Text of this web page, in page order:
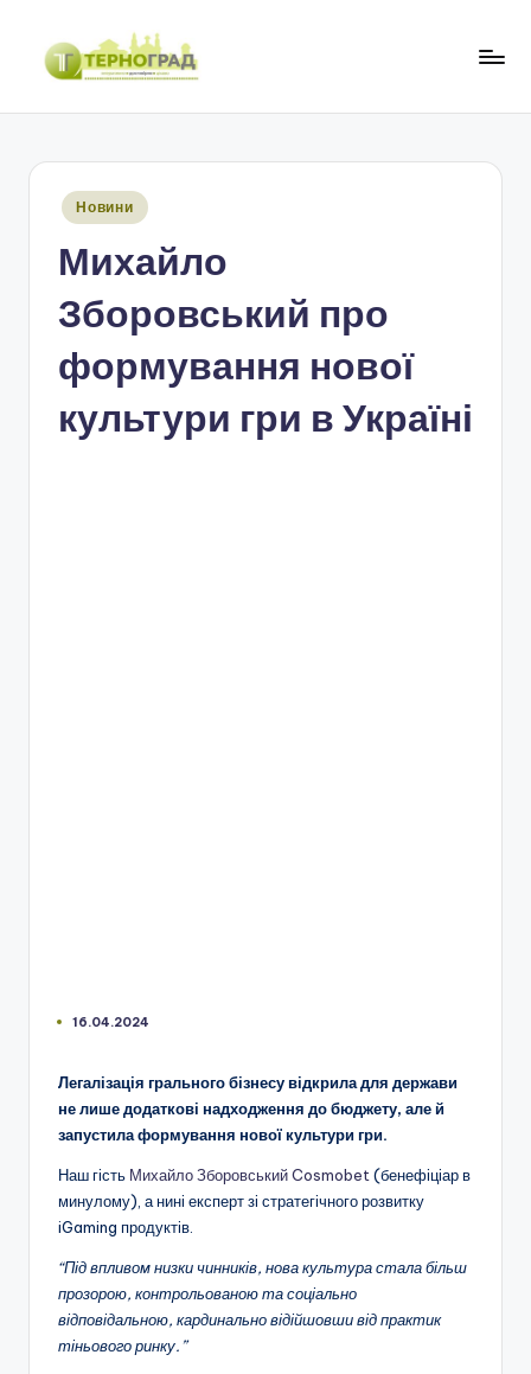
Перейти
Опубліковано
Новини
Михайло
Зборовський про
формування нової
культури гри в Україні
16.04.2024
Легалізація грального бізнесу відкрила для держави
не лише додаткові надходження до бюджету, але й
запустила формування нової культури гри.
Наш гість Михайло Зборовський Cosmobet (бенефіціар в
минулому), а нині експерт зі стратегічного розвитку
iGaming продуктів.
“Під впливом низки чинників, нова культура стала більш
прозорою, контрольованою та соціально
відповідальною, кардинально відійшовши від практик
тіньового ринку.”